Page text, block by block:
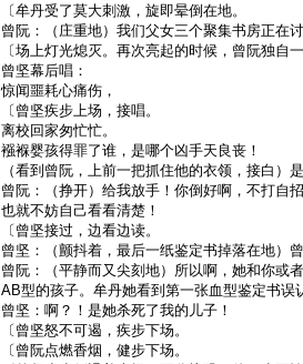
〔牟丹受了莫大刺激，旋即晕倒在地。
曾阮：（庄重地）我们父女三个聚集书房正在
〔场上灯光熄灭。再次亮起的时候，曾阮独
曾坚幕后唱：
惊闻噩耗心痛伤，
〔曾坚疾步上场，接唱。
离校回家匆忙忙。
襁褓婴孩得罪了谁，是哪个凶手天良丧！
（看到曾阮，上前一把抓住他的衣领，接白）
曾阮：（挣开）给我放手！你倒好啊，不打自
也就不妨自己看看清楚！
〔曾坚接过，边看边读。
曾坚：（颤抖着，最后一纸鉴定书掉落在地
曾阮：（平静而又尖刻地）所以啊，她和你或
AB型的孩子。牟丹她看到第一张血型鉴定书
曾坚：啊？！是她杀死了我的儿子！
〔曾坚怒不可遏，疾步下场。
〔曾阮点燃香烟，健步下场。